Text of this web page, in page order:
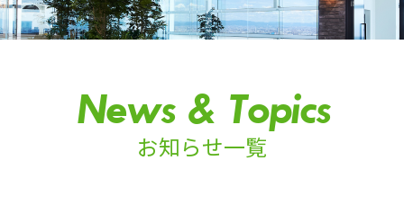
News & Topics
お知らせ一覧